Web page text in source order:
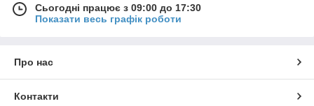
Сьогодні працює з 09:00 до 17:30
Показати весь графік роботи
Про нас
Контакти